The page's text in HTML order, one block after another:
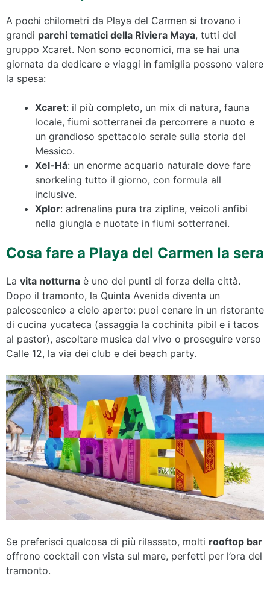
A pochi chilometri da Playa del Carmen si trovano i
grandi parchi tematici della Riviera Maya, tutti del
gruppo Xcaret. Non sono economici, ma se hai una
giornata da dedicare e viaggi in famiglia possono valere
la spesa:
Xcaret: il più completo, un mix di natura, fauna
locale, fiumi sotterranei da percorrere a nuoto e
un grandioso spettacolo serale sulla storia del
Messico.
Xel-Há: un enorme acquario naturale dove fare
snorkeling tutto il giorno, con formula all
inclusive.
Xplor: adrenalina pura tra zipline, veicoli anfibi
nella giungla e nuotate in fiumi sotterranei.
Cosa fare a Playa del Carmen la sera
La vita notturna è uno dei punti di forza della città.
Dopo il tramonto, la Quinta Avenida diventa un
palcoscenico a cielo aperto: puoi cenare in un ristorante
di cucina yucateca (assaggia la cochinita pibil e i tacos
al pastor), ascoltare musica dal vivo o proseguire verso
Calle 12, la via dei club e dei beach party.
Se preferisci qualcosa di più rilassato, molti rooftop bar
offrono cocktail con vista sul mare, perfetti per l’ora del
tramonto.